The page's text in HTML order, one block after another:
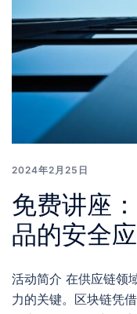
2024年2月25日
免费讲座
品的安全
活动简介 在供应链领
力的关键。区块链凭